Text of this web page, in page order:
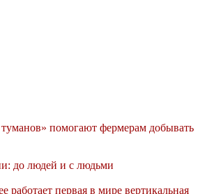
помогают фермерам добывать
до людей и с людьми
первая в мире вертикальная